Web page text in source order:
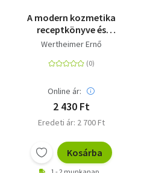
A modern kozmetika
receptkönyve és
gyógyszertana
Wertheimer Ernő
Online ár:
2 430 Ft
Eredeti ár: 2 700 Ft
Kosárba